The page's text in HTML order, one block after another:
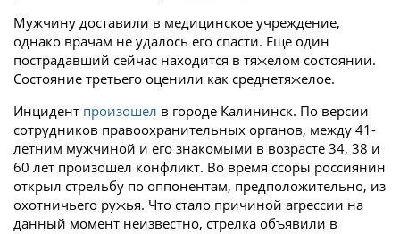
Мужчину доставили в медицинское учреждение,
однако врачам не удалось его спасти. Еще один
пострадавший сейчас находится в тяжелом состоянии.
Состояние третьего оценили как среднетяжелое.
Инцидент произошел в городе Калининск. По версии
сотрудников правоохранительных органов, между 41-
летним мужчиной и его знакомыми в возрасте 34, 38 и
60 лет произошел конфликт. Во время ссоры россиянин
открыл стрельбу по оппонентам, предположительно, из
охотничьего ружья. Что стало причиной агрессии на
данный момент неизвестно, стрелка объявили в